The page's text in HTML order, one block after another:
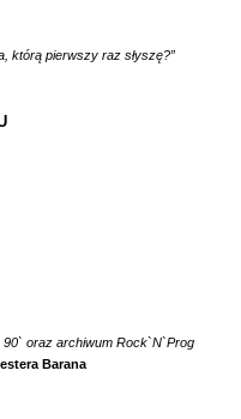
którą pierwszy raz słyszę?”
oraz archiwum Rock`N`Prog
Barana